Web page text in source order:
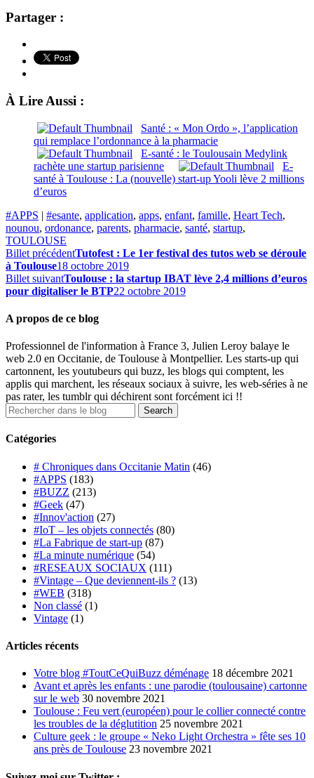
Partager :
À Lire Aussi :
Santé : « Mon Ordo », l’application
qui remplace l’ordonnance à la pharmacie
E-santé : le Toulousain Medylink
rachète une startup parisienne
E-
santé à Toulouse : La (nouvelle) start-up Yooli lève 2 millions
d’euros
#APPS | #esante, application, apps, enfant, famille, Heart Tech,
nounou, ordonance, parents, pharmacie, santé, startup,
TOULOUSE
Billet précédentTutofest : Le 1er festival des tutos web se déroule
à Toulouse18 octobre 2019
Billet suivantToulouse : la startup IBAT lève 2,4 millions d’euros
pour digitaliser le BTP22 octobre 2019
A propos de ce blog
Professionnel de l'information à France 3, Julien Leroy balaye le
web 2.0 en Occitanie, de Toulouse à Montpellier. Les starts-up qui
cartonnent, les youtubeurs qui buzz, les blogs qui comptent, les
applis qui marchent, les réseaux sociaux à suivre, les web-séries à ne
pas rater, les tumblr qui déchirent sont forcément ici !!
Catégories
# Chroniques dans Occitanie Matin (46)
#APPS (183)
#BUZZ (213)
#Geek (47)
#Innov'action (27)
#IoT – les objets connectés (80)
#La Fabrique de start-up (87)
#La minute numérique (54)
#RESEAUX SOCIAUX (111)
#Vintage – Que deviennent-ils ? (13)
#WEB (318)
Non classé (1)
Vintage (1)
Articles récents
Votre blog #ToutCeQuiBuzz déménage 18 décembre 2021
Avant et après les enfants : une parodie (toulousaine) cartonne
sur le web 30 novembre 2021
Toulouse : Feu vert (européen) pour le collier connecté contre
les troubles de la déglutition 25 novembre 2021
Culture geek : le groupe « Neko Light Orchestra » fête ses 10
ans près de Toulouse 23 novembre 2021